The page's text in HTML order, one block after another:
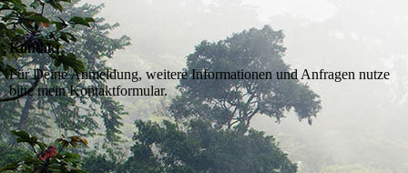
Kontakt
Für Deine Anmeldung, weitere Informationen und Anfragen nutze
bitte mein Kontaktformular.